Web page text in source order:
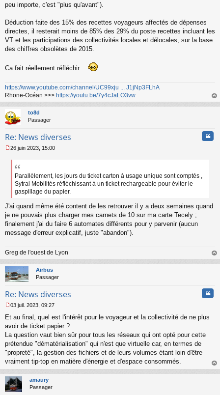
peu importe, c'est "plus qu'avant").
Déduction faite des 15% des recettes voyageurs affectés de dépenses
directes, il resterait moins de 85% des 29% du poste recettes incluant les
VT et les participations des collectivités locales et délocales, sur la base
des chiffres obsolètes de 2015.
Ca fait réellement réfléchir...
https://www.youtube.com/channel/UC99xju ... J1jNp3FLhA
Rhone-Océan >>> https://youtu.be/7y4cJaLO3vw
au
to8d
Passager
Re: News diverses
e
e
n
l
u
26 juin 2023, 15:00
Parallèlement, les jours du ticket carton à usage unique sont comptés ,
Sytral Mobilités réfléchissant à un ticket rechargeable pour éviter le
gaspillage du papier.
J'ai quand même été content de les retrouver il y a deux semaines quand
je ne pouvais plus charger mes carnets de 10 sur ma carte Tecely ;
finalement j'ai du faire 6 automates différents pour y parvenir (aucun
message d'erreur explicatif, juste "abandon").
Greg de l'ouest de Lyon
au
Airbus
Passager
Re: News diverses
e
s
s
a
g
e
n
o
n
l
u
03 juil. 2023, 09:27
Et au final, quel est l'intérêt pour le voyageur et la collectivité de ne plus
avoir de ticket papier ?
La question vaut bien sûr pour tous les réseaux qui ont opté pour cette
prétendue "dématérialisation" qui n'est que virtuelle car, en termes de
"propreté", la gestion des fichiers et de leurs volumes étant loin d'être
vraiment tip-top en matière d'énergie et d'espace consommés.
au
amaury
Passager